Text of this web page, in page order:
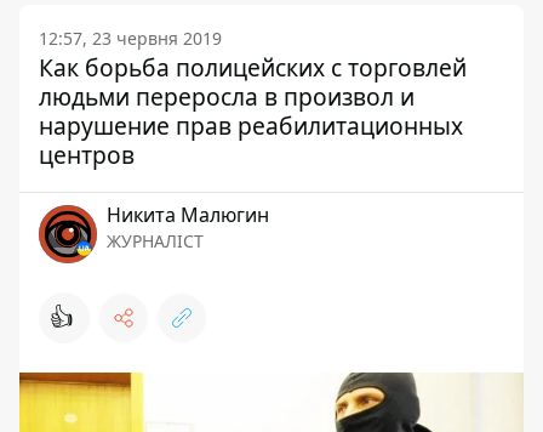
12:57, 23 червня 2019
Как борьба полицейских с торговлей
людьми переросла в произвол и
нарушение прав реабилитационных
центров
Никита Малюгин
ЖУРНАЛІСТ
👍